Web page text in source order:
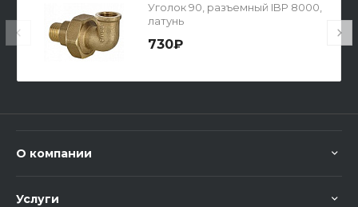
Уголок 90, разъемный IBP 8000,
латунь
730₽
О компании
Услуги